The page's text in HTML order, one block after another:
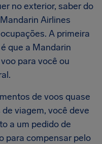
no exterior, saber do
Airlines
A primeira
que a Mandarin
para você ou
de voos quase
viagem, você deve
a um pedido de
para compensar pelo